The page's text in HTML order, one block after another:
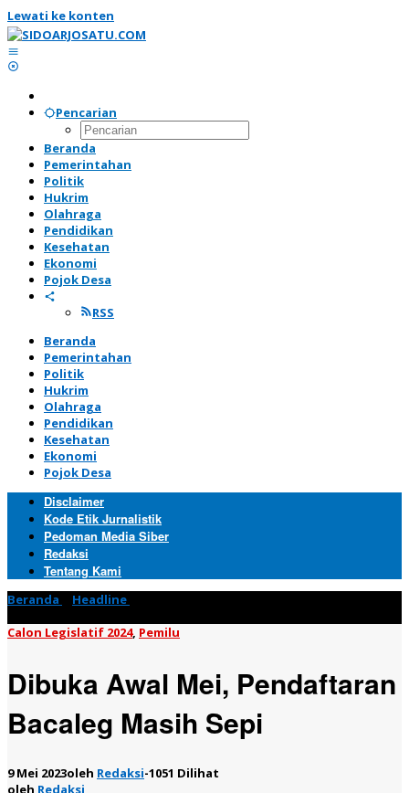
Lewati ke konten
Pencarian
Beranda
Pemerintahan
Politik
Hukrim
Olahraga
Pendidikan
Kesehatan
Ekonomi
Pojok Desa
RSS
Beranda
Pemerintahan
Politik
Hukrim
Olahraga
Pendidikan
Kesehatan
Ekonomi
Pojok Desa
Disclaimer
Kode Etik Jurnalistik
Pedoman Media Siber
Redaksi
Tentang Kami
Beranda Headline
Calon Legislatif 2024, Pemilu
Dibuka Awal Mei, Pendaftaran
Bacaleg Masih Sepi
9 Mei 2023oleh Redaksi-1051 Dilihat
oleh Redaksi